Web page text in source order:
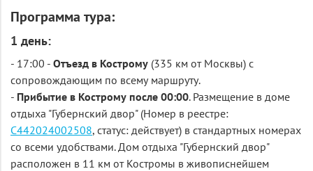
Программа тура:
1 день:
- 17:00 - Отъезд в Кострому (335 км от Москвы) с
сопровождающим по всему маршруту.
- Прибытие в Кострому после 00:00. Размещение в доме
отдыха "Губернский двор" (Номер в реестре:
С442024002508, статус: действует) в стандартных номерах
со всеми удобствами. Дом отдыха "Губернский двор"
расположен в 11 км от Костромы в живописнейшем